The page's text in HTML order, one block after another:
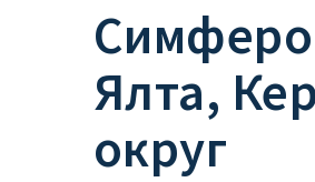
Ялта,
округ